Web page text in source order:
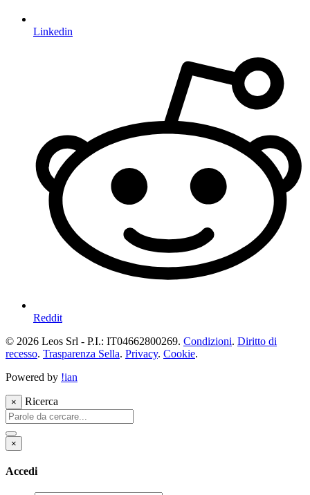
Linkedin
Reddit
© 2026 Leos Srl - P.I.: IT04662800269. Condizioni. Diritto di
recesso. Trasparenza Sella. Privacy. Cookie.
Powered by !ian
× Ricerca
×
Accedi